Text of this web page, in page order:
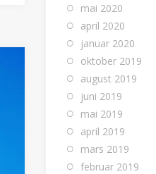
mai 2020
april 2020
januar 2020
oktober 2019
august 2019
juni 2019
mai 2019
april 2019
mars 2019
februar 2019